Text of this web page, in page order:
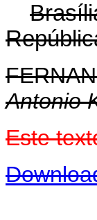
Antonio
Este